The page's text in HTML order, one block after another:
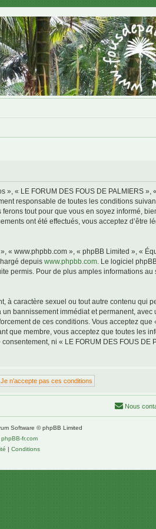
« LE FORUM DES FOUS DE PALMIERS
responsable de toutes les conditions
tout pour que vous en soyez informé,
ont été effectués, vous acceptez
www.phpbb.com », « phpBB Limited », «
depuis www.phpbb.com . Le logiciel
permis. Pour de plus amples informations
caractère sexuel ou tout autre contenu qui
bannissement immédiat et permanent,
de ces conditions. Vous acceptez que
que membre, vous acceptez que toutes les
ni « LE FORUM DES FOUS DE
Nous
Software © phpBB Limited
phpBB-fr.com
| Conditions